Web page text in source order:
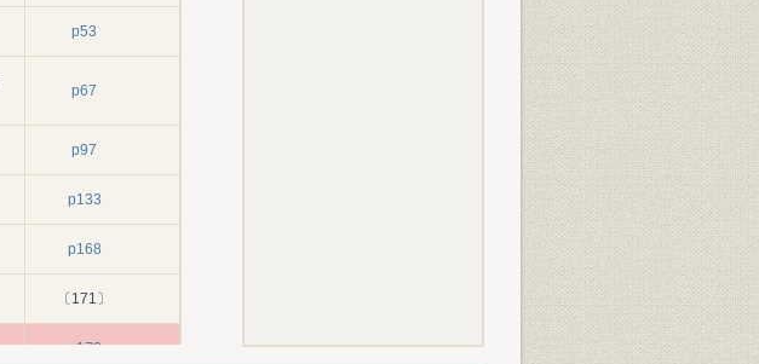
p53
p67
p97
p133
p168
〔171〕
p173